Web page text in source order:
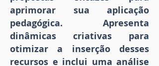
aprimorar sua aplicação
pedagógica. Apresenta
dinâmicas criativas para
otimizar a inserção desses
recursos e inclui uma análise